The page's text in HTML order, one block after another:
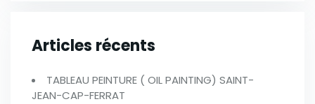
Articles récents
TABLEAU PEINTURE ( OIL PAINTING) SAINT-
JEAN-CAP-FERRAT